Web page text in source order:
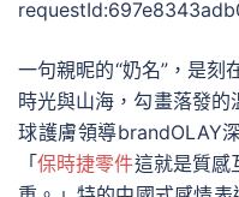
一句親昵的“奶名”，是
時光與山海，勾畫落發
球護膚領導brandOLAY
「保時捷零件這就是質感